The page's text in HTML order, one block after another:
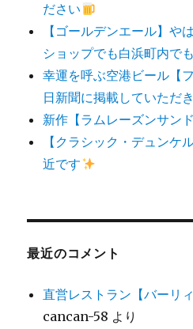
ださい
【ゴールデンエール】
ショップでも白浜町内で
幸運を呼ぶ空港ビール【
日新聞に掲載していただ
新作【ラムレーズンサン
【クラシック・デュンケ
近です
最近のコメント
直営レストラン【バーリ
cancan-58 より